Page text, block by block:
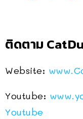
ติดตาม
Website:
Youtube:
Youtube